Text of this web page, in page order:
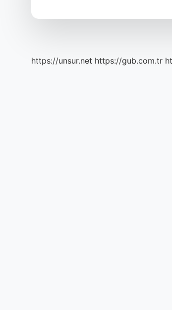
https://unsur.net https://gub.com.tr